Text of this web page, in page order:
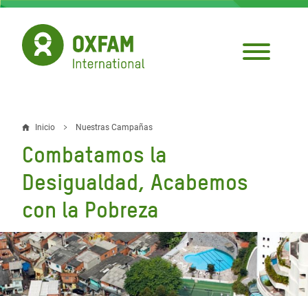
Pasar
contenido
principal
Sobrescribir
enlaces
de
ayuda
a
la
navegación
Inicio Nuestras Campañas
Combatamos la
Desigualdad, Acabemos
con la Pobreza